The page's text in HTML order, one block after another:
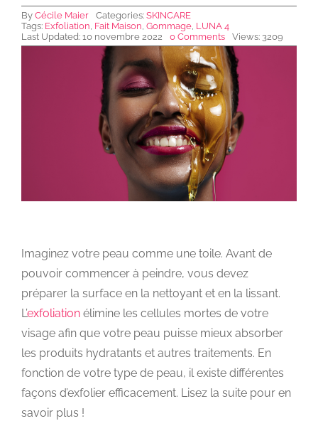
SKINCARE
SANTÉ & BIEN-ÊTRE
By Cécile Maier Categories: SKINCARE
Tags: Exfoliation Fait Maison Gommage LUNA 4
Last Updated: 10 novembre 2022
0 Comments Views: 3209
Imaginez votre peau comme une toile. Avant de
pouvoir commencer à peindre, vous devez
préparer la surface en la nettoyant et en la lissant.
L’exfoliation élimine les cellules mortes de votre
visage afin que votre peau puisse mieux absorber
les produits hydratants et autres traitements. En
fonction de votre type de peau, il existe différentes
façons d’exfolier efficacement. Lisez la suite pour en
savoir plus !